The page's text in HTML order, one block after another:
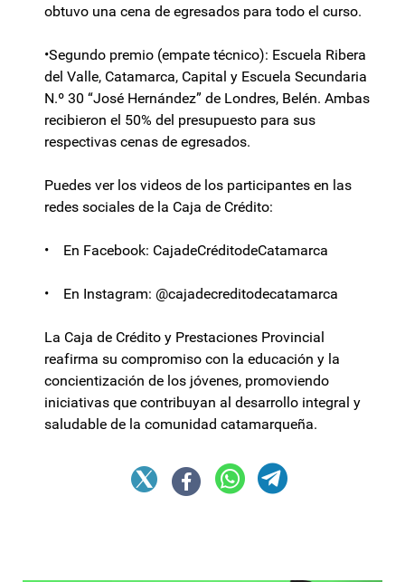
obtuvo una cena de egresados para todo el curso.
•Segundo premio (empate técnico): Escuela Ribera
del Valle, Catamarca, Capital y Escuela Secundaria
N.º 30 “José Hernández” de Londres, Belén. Ambas
recibieron el 50% del presupuesto para sus
respectivas cenas de egresados.
Puedes ver los videos de los participantes en las
redes sociales de la Caja de Crédito:
• En Facebook: CajadeCréditodeCatamarca
• En Instagram: @cajadecreditodecatamarca
La Caja de Crédito y Prestaciones Provincial
reafirma su compromiso con la educación y la
concientización de los jóvenes, promoviendo
iniciativas que contribuyan al desarrollo integral y
saludable de la comunidad catamarqueña.